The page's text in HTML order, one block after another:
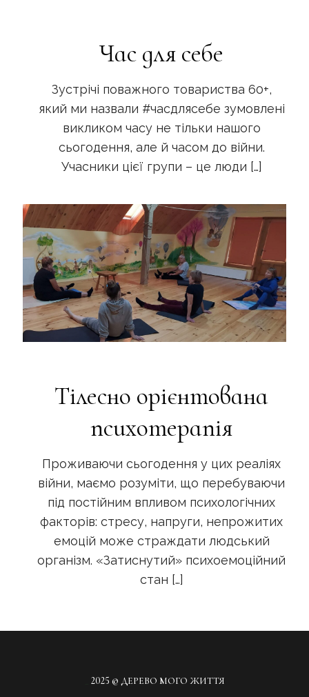
Час для себе
Зустрічі поважного товариства 60+,
який ми назвали #часдлясебе зумовлені
викликом часу не тільки нашого
сьогодення, але й часом до війни.
Учасники цієї групи – це люди […]
Тілесно орієнтована
психотерапія
Проживаючи сьогодення у цих реаліях
війни, маємо розуміти, що перебуваючи
під постійним впливом психологічних
факторів: стресу, напруги, непрожитих
емоцій може страждати людський
організм. «Затиснутий» психоемоційний
стан […]
2025 © ДЕРЕВО МОГО ЖИТТЯ